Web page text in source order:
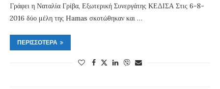
Γράφει η Ναταλία Γρίβα, Εξωτερική Συνεργάτης ΚΕΔΙΣΑ Στις 6-8-
2016 δύο μέλη της Hamas σκοτώθηκαν και …
ΠΕΡΙΣΣΌΤΕΡΑ